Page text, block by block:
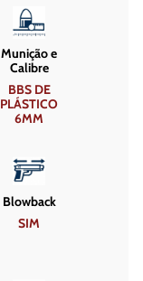
Munição e
Calibre
BBS DE
PLÁSTICO
6MM
Blowback
SIM